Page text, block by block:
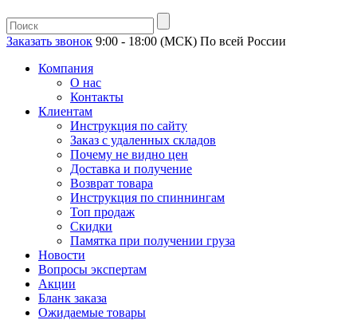
Заказать звонок 9:00 - 18:00 (МСК) По всей России
Компания
О нас
Контакты
Клиентам
Инструкция по сайту
Заказ с удаленных складов
Почему не видно цен
Доставка и получение
Возврат товара
Инструкция по спиннингам
Топ продаж
Скидки
Памятка при получении груза
Новости
Вопросы экспертам
Акции
Бланк заказа
Ожидаемые товары